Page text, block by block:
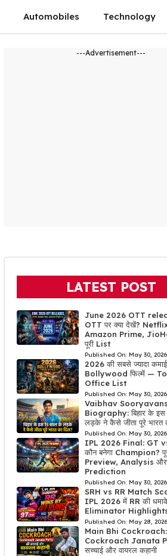
Automobiles Technology
---Advertisement---
LATEST POST
June 2026 OTT
OTT पर क्या देखें?
Amazon Prime,
पूरी List
Published On: May 30, 2026
2026 की सबसे ज्यादा
Bollywood फिल्में —
Office List
Published On: May 30, 2026
Vaibhav
Biography: बिहार के
लड़के ने कैसे जीता पूरे भारत
Published On: May 30, 2026
IPL 2026 Final: GT
कौन बनेगा Champion?
Preview, Analysis और
Prediction
Published On: May 30, 2026
SRH vs RR Match
IPL 2026 में RR की
Eliminator
Published On: May 28, 2026
Main Bhi Cockroach:
Cockroach Janata
सच्चाई और वायरल कहानी